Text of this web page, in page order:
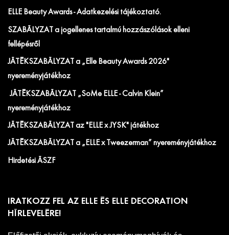
ELLE Beauty Awards - Adatkezelési tájékoztató.
SZABÁLYZAT a jogellenes tartalmú hozzászólások elleni
fellépésről
JÁTÉKSZABÁLYZAT a „Elle Beauty Awards 2026"
nyereményjátékhoz
JÁTÉKSZABÁLYZAT „SoMe ELLE - Calvin Klein”
nyereményjátékhoz
JÁTÉKSZABÁLYZAT az "ELLE x JYSK" játékhoz
JÁTÉKSZABÁLYZAT a „ELLE x Tweezerman” nyereményjátékhoz
Hirdetési ÁSZF
IRATKOZZ FEL AZ ELLE ÉS ELLE DECORATION
HÍRLEVELÉRE!